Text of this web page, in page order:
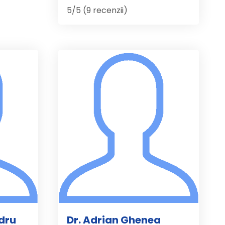
5/5 (9 recenzii)
Dr. Adrian Ghenea